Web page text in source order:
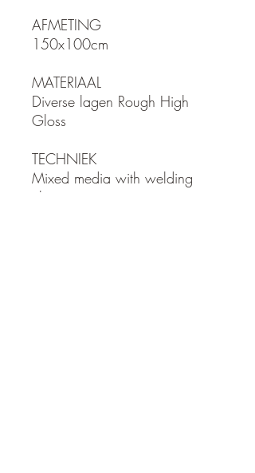
AFMETING
150x100cm
MATERIAAL
Diverse lagen Rough High
Gloss
TECHNIEK
Mixed media with welding
elements